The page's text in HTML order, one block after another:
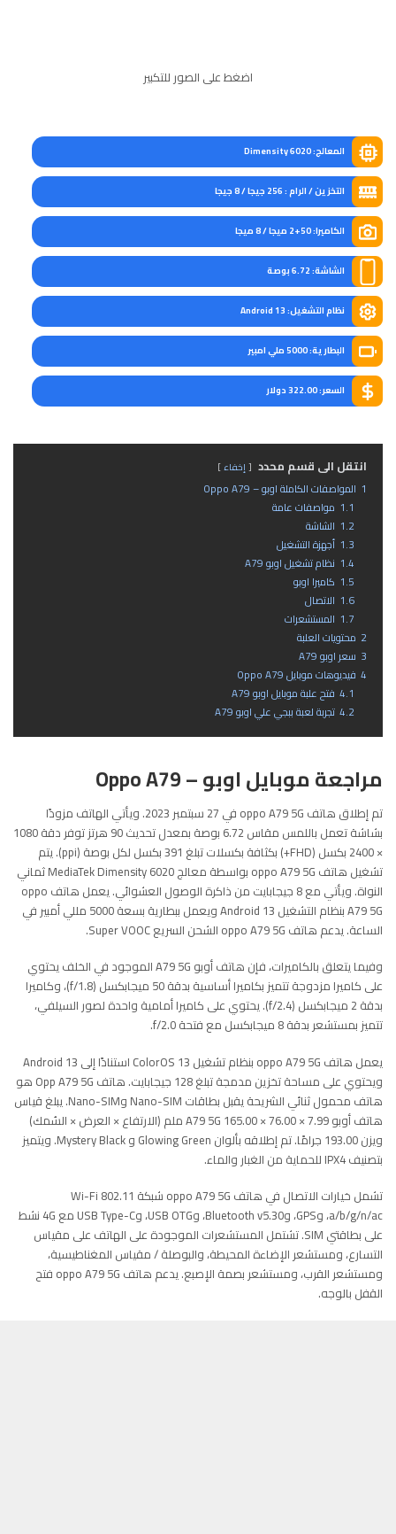
اضغط على الصور للتكبير
المعالج: Dimensity 6020
التخزين / الرام : 256 جيجا / 8 جيجا
الكاميرا: 50+2 ميجا / 8 ميجا
الشاشة: 6.72 بوصة
نظام التشغيل: Android 13
البطارية: 5000 ملي امبير
السعر: 322.00 دولار
انتقل الى قسم محدد إخفاء
1 المواصفات الكاملة اوبو – Oppo A79
1.1 مواصفات عامة
1.2 الشاشة
1.3 أجهزة التشغيل
1.4 نظام تشغيل اوبو A79
1.5 كاميرا اوبو
1.6 الاتصال
1.7 المستشعرات
2 محتويات العلبة
3 سعر اوبو A79
4 فيديوهات موبايل Oppo A79
4.1 فتح علبة موبايل اوبو A79
4.2 تجربة لعبة ببجي علي اوبو A79
مراجعة موبايل اوبو – Oppo A79
تم إطلاق هاتف oppo A79 5G في 27 سبتمبر 2023. ويأتي الهاتف مزودًا
بشاشة تعمل باللمس مقاس 6.72 بوصة بمعدل تحديث 90 هرتز توفر دقة 1080
× 2400 بكسل (FHD+) بكثافة بكسلات تبلغ 391 بكسل لكل بوصة (ppi). يتم
تشغيل هاتف oppo A79 5G بواسطة معالج MediaTek Dimensity 6020 ثماني
النواة. ويأتي مع 8 جيجابايت من ذاكرة الوصول العشوائي. يعمل هاتف oppo
A79 5G بنظام التشغيل Android 13 ويعمل ببطارية بسعة 5000 مللي أمبير في
الساعة. يدعم هاتف oppo A79 5G الشحن السريع Super VOOC.
وفيما يتعلق بالكاميرات، فإن هاتف أوبو A79 5G الموجود في الخلف يحتوي
على كاميرا مزدوجة تتميز بكاميرا أساسية بدقة 50 ميجابكسل (f/1.8)، وكاميرا
بدقة 2 ميجابكسل (f/2.4). يحتوي على كاميرا أمامية واحدة لصور السيلفي،
تتميز بمستشعر بدقة 8 ميجابكسل مع فتحة f/2.0.
يعمل هاتف oppo A79 5G بنظام تشغيل ColorOS 13 استنادًا إلى Android 13
ويحتوي على مساحة تخزين مدمجة تبلغ 128 جيجابايت. هاتف Opp A79 5G هو
هاتف محمول ثنائي الشريحة يقبل بطاقات Nano-SIM وNano-SIM. يبلغ قياس
هاتف أوبو A79 5G 165.00 × 76.00 × 7.99 ملم (الارتفاع × العرض × السُمك)
ويزن 193.00 جرامًا. تم إطلاقه بألوان Glowing Green و Mystery Black. ويتميز
بتصنيف IPX4 للحماية من الغبار والماء.
تشمل خيارات الاتصال في هاتف oppo A79 5G شبكة Wi-Fi 802.11
a/b/g/n/ac، وGPS، وBluetooth v5.30، وUSB OTG، وUSB Type-C مع 4G نشط
على بطاقتي SIM. تشتمل المستشعرات الموجودة على الهاتف على مقياس
التسارع، ومستشعر الإضاءة المحيطة، والبوصلة / مقياس المغناطيسية،
ومستشعر القرب، ومستشعر بصمة الإصبع. يدعم هاتف oppo A79 5G فتح
القفل بالوجه.